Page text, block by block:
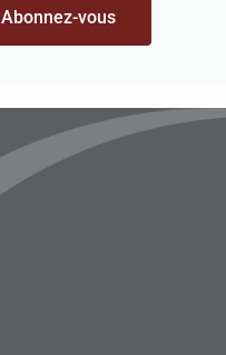
Abonnez-vous